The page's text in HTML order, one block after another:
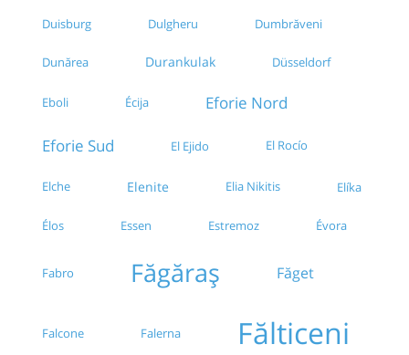
Duisburg Dulgheru Dumbrăveni
Dunărea Durankulak Düsseldorf
Eboli Écija Eforie Nord
Eforie Sud El Ejido El Rocío
Elche Elenite Elia Nikitis Elíka
Élos Essen Estremoz Évora
Fabro Făgăraș Făget
Falcone Falerna Fălticeni